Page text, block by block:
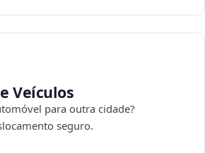
Veículos
para outra cidade?
seguro.